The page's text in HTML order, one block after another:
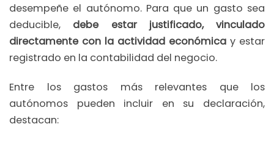
desempeñe el autónomo. Para que un gasto sea
deducible, debe estar justificado, vinculado
directamente con la actividad económica y estar
registrado en la contabilidad del negocio.
Entre los gastos más relevantes que los
autónomos pueden incluir en su declaración,
destacan: